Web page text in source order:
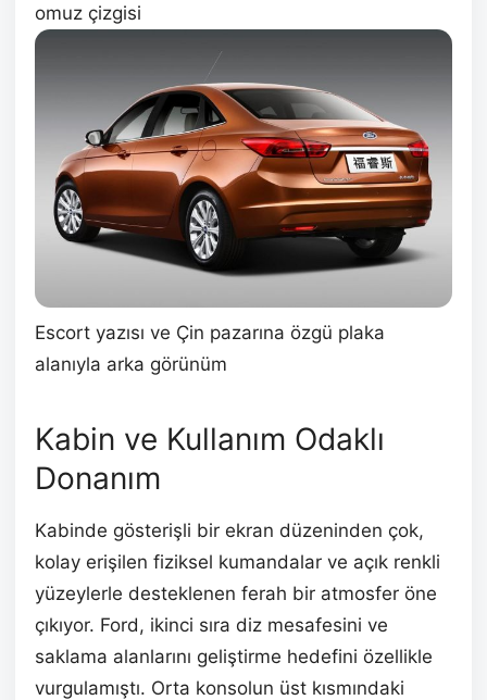
omuz çizgisi
Escort yazısı ve Çin pazarına özgü plaka
alanıyla arka görünüm
Kabin ve Kullanım Odaklı
Donanım
Kabinde gösterişli bir ekran düzeninden çok,
kolay erişilen fiziksel kumandalar ve açık renkli
yüzeylerle desteklenen ferah bir atmosfer öne
çıkıyor. Ford, ikinci sıra diz mesafesini ve
saklama alanlarını geliştirme hedefini özellikle
vurgulamıştı. Orta konsolun üst kısmındaki